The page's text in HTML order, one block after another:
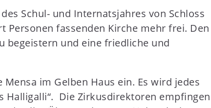
Schul- und Internatsjahres von Schloss
fassenden Kirche mehr frei. Den
begeistern und eine friedliche und
im Gelben Haus ein. Es wird jedes
Halligalli“. Die Zirkusdirektoren empfingen